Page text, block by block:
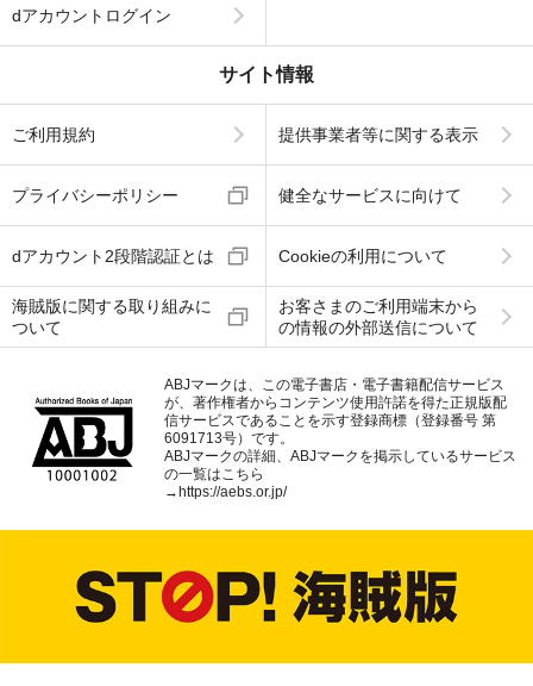
dアカウントログイン
サイト情報
ご利用規約 提供事業者等に関する表示
プライバシーポリシー 健全なサービスに向けて
dアカウント2段階認証とは Cookieの利用について
海賊版に関する取り組みに
ついて
お客さまのご利用端末から
の情報の外部送信について
ABJマークは、この電子書店・電子書籍配信サービス
が、著作権者からコンテンツ使用許諾を得た正規版配
信サービスであることを示す登録商標（登録番号 第
6091713号）です。
ABJマークの詳細、ABJマークを掲示しているサービス
の一覧はこちら
→ https://aebs.or.jp/